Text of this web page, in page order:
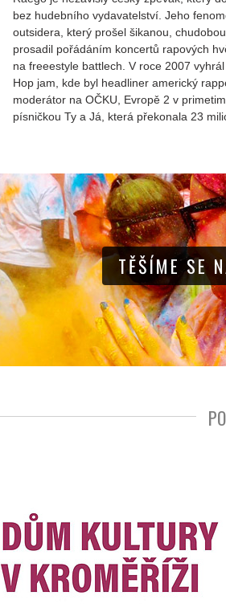
bez hudebního vydavatelství. Jeho
outsidera, který prošel šikanou,
prosadil pořádáním koncertů rapových
na freeestyle battlech. V roce 2007
Hop jam, kde byl headliner americký
moderátor na OČKU, Evropě 2 v
písničkou Ty a Já, která překonala 23
TĚŠÍME SE